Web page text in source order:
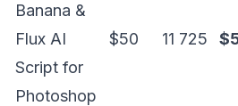
Banana &
Flux AI
Script for
Photoshop
$50 11 725